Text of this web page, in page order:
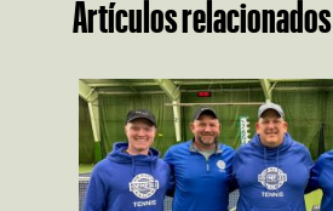
Artículos relacionados